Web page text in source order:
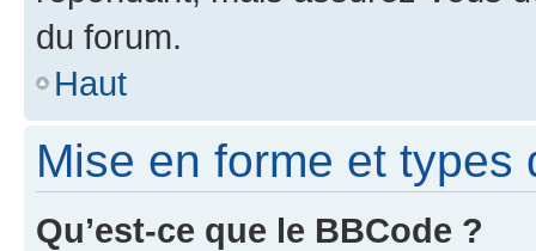
du forum.
Haut
Mise en forme et types
Qu’est-ce que le BBCode ?